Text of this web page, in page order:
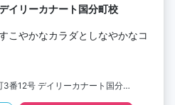
イリーカナート国分町校
こやかなカラダとしなやかなコ
大阪府大阪市天王寺区国分町3番12号 デイリーカナート国分町2階